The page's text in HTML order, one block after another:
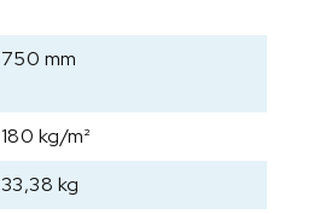
750 mm
180 kg/m²
33,38 kg